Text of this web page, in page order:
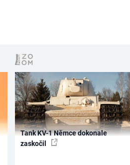
Tank KV-1 Němce dokonale
zaskočil